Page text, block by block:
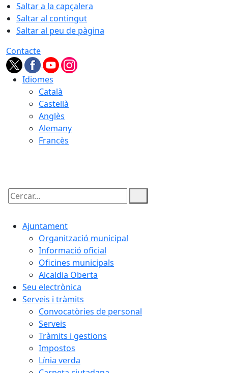
Saltar a la capçalera
Saltar al contingut
Saltar al peu de pàgina
Contacte
Idiomes
Català
Castellà
Anglès
Alemany
Francès
Cercar:
Ajuntament
Organització municipal
Informació oficial
Oficines municipals
Alcaldia Oberta
Seu electrònica
Serveis i tràmits
Convocatòries de personal
Serveis
Tràmits i gestions
Impostos
Línia verda